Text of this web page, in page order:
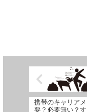
携帯のキャリア
要？必要無い？